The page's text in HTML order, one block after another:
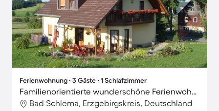
Ferienwohnung ∙ 3 Gäste ∙ 1 Schlafzimmer
Familienorientierte wunderschöne Ferienwohnung mit Grill und Terrasse | Bergblick | Haustiere erlaubt
Bad Schlema, Erzgebirgskreis, Deutschland